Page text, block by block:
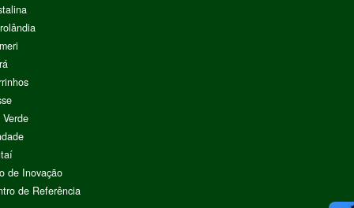
de Inovação
de Referência